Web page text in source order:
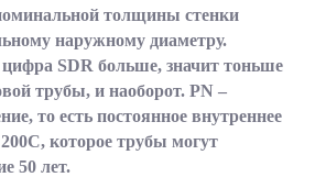
толщины стенки
наружному диаметру.
SDR больше, значит тоньше
трубы, и наоборот. PN –
то есть постоянное внутреннее
которое трубы могут
50 лет.